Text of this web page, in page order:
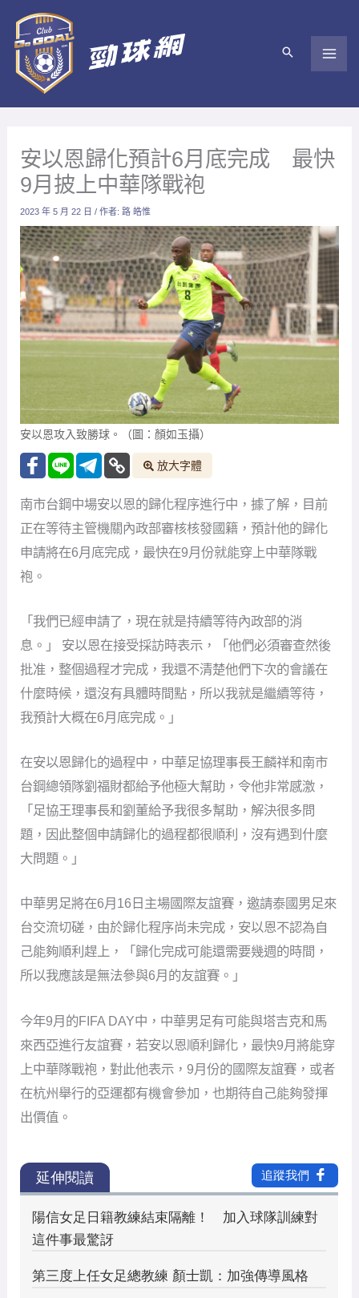
內
安以恩歸化預計6月底完成 最快
9月披上中華隊戰袍
2023 年 5 月 22 日/ 作者: 路 皓惟
安以恩攻入致勝球。（圖：顏如玉攝）
放大字體
南市台鋼中場安以恩的歸化程序進行中，據了解，目前
正在等待主管機關內政部審核核發國籍，預計他的歸化
申請將在6月底完成，最快在9月份就能穿上中華隊戰
袍。
「我們已經申請了，現在就是持續等待內政部的消
息。」 安以恩在接受採訪時表示，「他們必須審查然後
批准，整個過程才完成，我還不清楚他們下次的會議在
什麼時候，還沒有具體時間點，所以我就是繼續等待，
我預計大概在6月底完成。」
在安以恩歸化的過程中，中華足協理事長王麟祥和南市
台鋼總領隊劉福財都給予他極大幫助，令他非常感激，
「足協王理事長和劉董給予我很多幫助，解決很多問
題，因此整個申請歸化的過程都很順利，沒有遇到什麼
大問題。」
中華男足將在6月16日主場國際友誼賽，邀請泰國男足來
台交流切磋，由於歸化程序尚未完成，安以恩不認為自
己能夠順利趕上，「歸化完成可能還需要幾週的時間，
所以我應該是無法參與6月的友誼賽。」
今年9月的FIFA DAY中，中華男足有可能與塔吉克和馬
來西亞進行友誼賽，若安以恩順利歸化，最快9月將能穿
上中華隊戰袍，對此他表示，9月份的國際友誼賽，或者
在杭州舉行的亞運都有機會參加，也期待自己能夠發揮
出價值。